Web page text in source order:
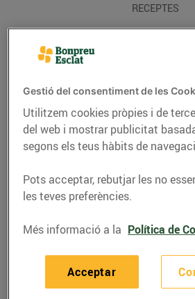
RECEPTES
Gambes amb
mel
06/d’octubre/2020
Gestió del consentiment de les
Utilitzem cookies pròpies i de
del web i mostrar publicitat
segons els teus hàbits de
Pots acceptar, rebutjar les no
les teves preferències.
Més informació a la Política de
Acceptar